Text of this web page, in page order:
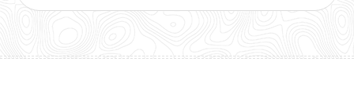
mail